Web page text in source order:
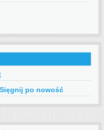
po nowość